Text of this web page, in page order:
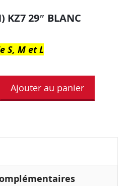
KZ7 29″ BLANC
S, M et L
Ajouter au panier